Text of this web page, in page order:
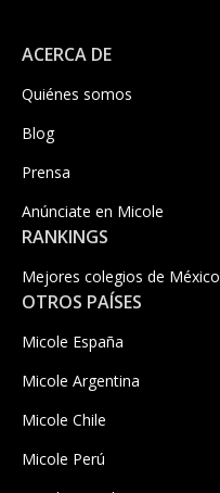
ACERCA DE
Quiénes somos
Blog
Prensa
Anúnciate en Micole
RANKINGS
Mejores colegios de México
OTROS PAÍSES
Micole España
Micole Argentina
Micole Chile
Micole Perú